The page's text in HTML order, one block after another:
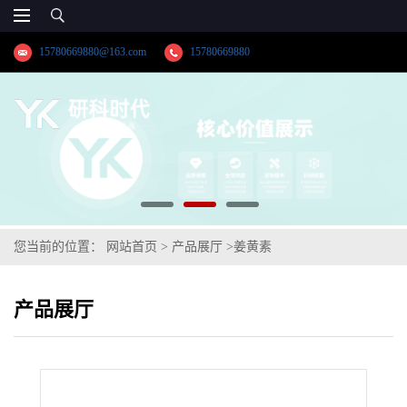
15780669880@163.com 15780669880
您当前的位置： 网站首页 > 产品展厅 >姜黄素
产品展厅